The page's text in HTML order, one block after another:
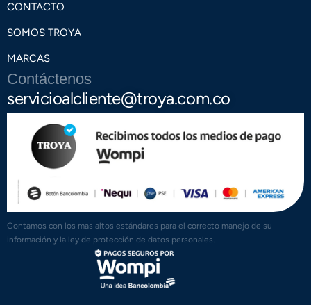
CONTACTO
SOMOS TROYA
MARCAS
Contáctenos
servicioalcliente@troya.com.co
Contamos con los mas altos estándares para el correcto manejo de su
información y la ley de protección de datos personales.